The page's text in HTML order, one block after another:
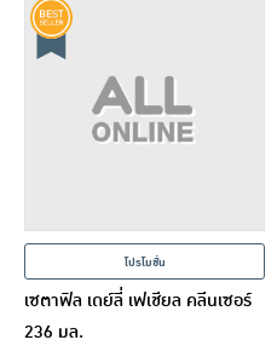
โปรโมชั่น
เซตาฟิล เดย์ลี่ เฟเชียล คลีนเซอร์
236 มล.